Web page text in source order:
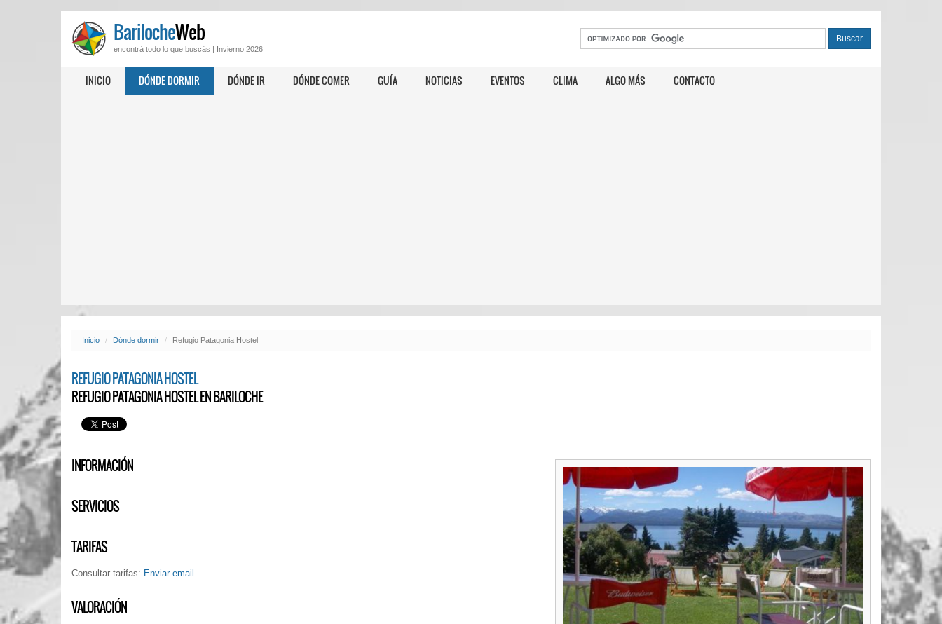
BarilocheWeb
encontrá todo lo que buscás | Invierno 2026
INICIO DÓNDE DORMIR DÓNDE IR DÓNDE COMER GUÍA NOTICIAS EVENTOS CLIMA ALGO MÁS CONTACTO
Inicio Dónde dormir Refugio Patagonia Hostel
REFUGIO PATAGONIA HOSTEL
REFUGIO PATAGONIA HOSTEL EN BARILOCHE
INFORMACIÓN
SERVICIOS
TARIFAS
Consultar tarifas: Enviar email
VALORACIÓN